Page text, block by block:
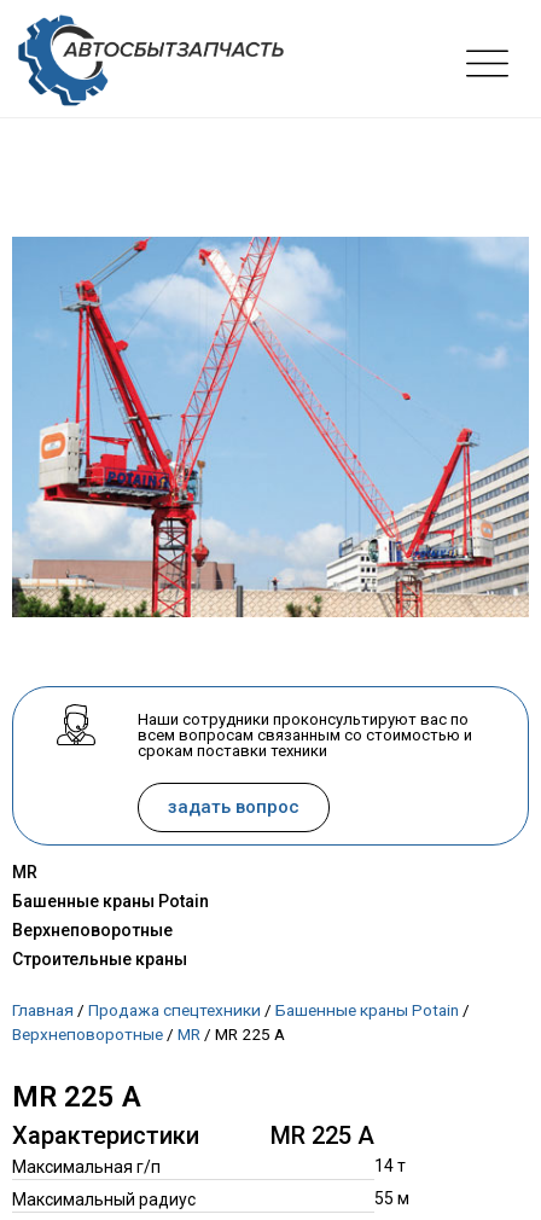
Наши сотрудники проконсультируют вас по
всем вопросам связанным со стоимостью и
срокам поставки техники
задать вопрос
MR
Башенные краны Potain
Верхнеповоротные
Строительные краны
Главная / Продажа спецтехники / Башенные краны Potain /
Верхнеповоротные/ MR/ MR 225 A
MR 225 A
Характеристики MR 225 A
Максимальная г/п
14 т
Максимальный радиус
55 м